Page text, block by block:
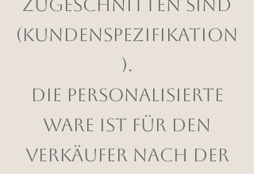
zugeschnitten sind
(Kundenspezifikation
).
Die personalisierte
Ware ist für den
Verkäufer nach der